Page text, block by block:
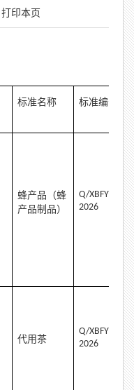
打印本页
标准名称 标准编号
蜂产品（蜂
产品制品）
Q/XBFY 001
2026
代用茶
Q/XBFY 002
2026